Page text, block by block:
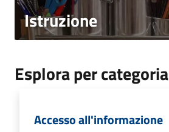
Istruzione
Esplora per categoria
Accesso all'informazione